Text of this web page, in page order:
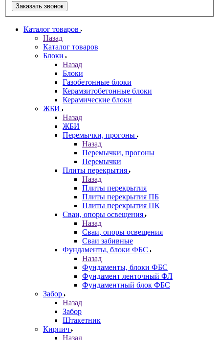
Заказать звонок
Каталог товаров
Назад
Каталог товаров
Блоки
Назад
Блоки
Газобетонные блоки
Керамзитобетонные блоки
Керамические блоки
ЖБИ
Назад
ЖБИ
Перемычки, прогоны
Назад
Перемычки, прогоны
Перемычки
Плиты перекрытия
Назад
Плиты перекрытия
Плиты перекрытия ПБ
Плиты перекрытия ПК
Сваи, опоры освещения
Назад
Сваи, опоры освещения
Сваи забивные
Фундаменты, блоки ФБС
Назад
Фундаменты, блоки ФБС
Фундамент ленточный ФЛ
Фундаментный блок ФБС
Забор
Назад
Забор
Штакетник
Кирпич
Назад